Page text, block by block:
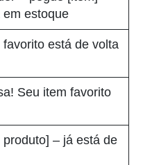
estoque
está de volta
Seu item favorito
– já está de